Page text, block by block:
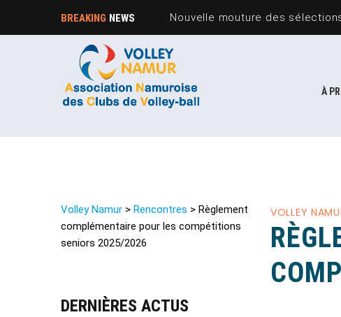
BREAKING NEWS Nouvelle mouture des
À
VOLLEY
Volley Namur > Rencontres > Règlement
complémentaire pour les compétitions
seniors 2025/2026
DERNIÈRES ACTUS